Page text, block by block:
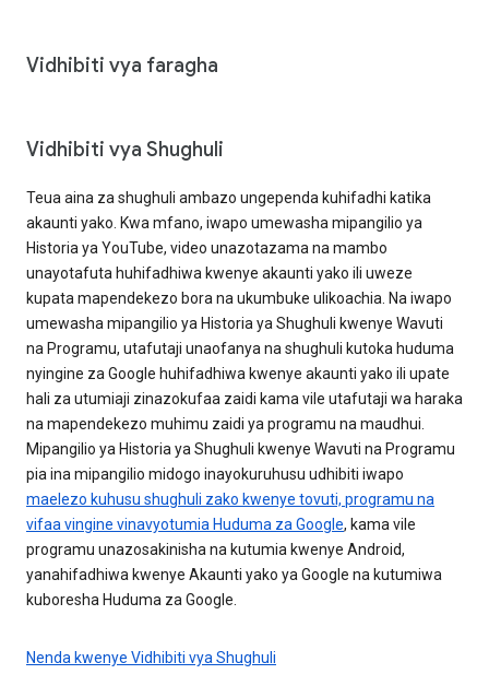
Vidhibiti vya faragha
Vidhibiti vya Shughuli
Teua aina za shughuli ambazo ungependa kuhifadhi katika
akaunti yako. Kwa mfano, iwapo umewasha mipangilio ya
Historia ya YouTube, video unazotazama na mambo
unayotafuta huhifadhiwa kwenye akaunti yako ili uweze
kupata mapendekezo bora na ukumbuke ulikoachia. Na iwapo
umewasha mipangilio ya Historia ya Shughuli kwenye Wavuti
na Programu, utafutaji unaofanya na shughuli kutoka huduma
nyingine za Google huhifadhiwa kwenye akaunti yako ili upate
hali za utumiaji zinazokufaa zaidi kama vile utafutaji wa haraka
na mapendekezo muhimu zaidi ya programu na maudhui.
Mipangilio ya Historia ya Shughuli kwenye Wavuti na Programu
pia ina mipangilio midogo inayokuruhusu udhibiti iwapo
maelezo kuhusu shughuli zako kwenye tovuti, programu na
vifaa vingine vinavyotumia Huduma za Google, kama vile
programu unazosakinisha na kutumia kwenye Android,
yanahifadhiwa kwenye Akaunti yako ya Google na kutumiwa
kuboresha Huduma za Google.
Nenda kwenye Vidhibiti vya Shughuli